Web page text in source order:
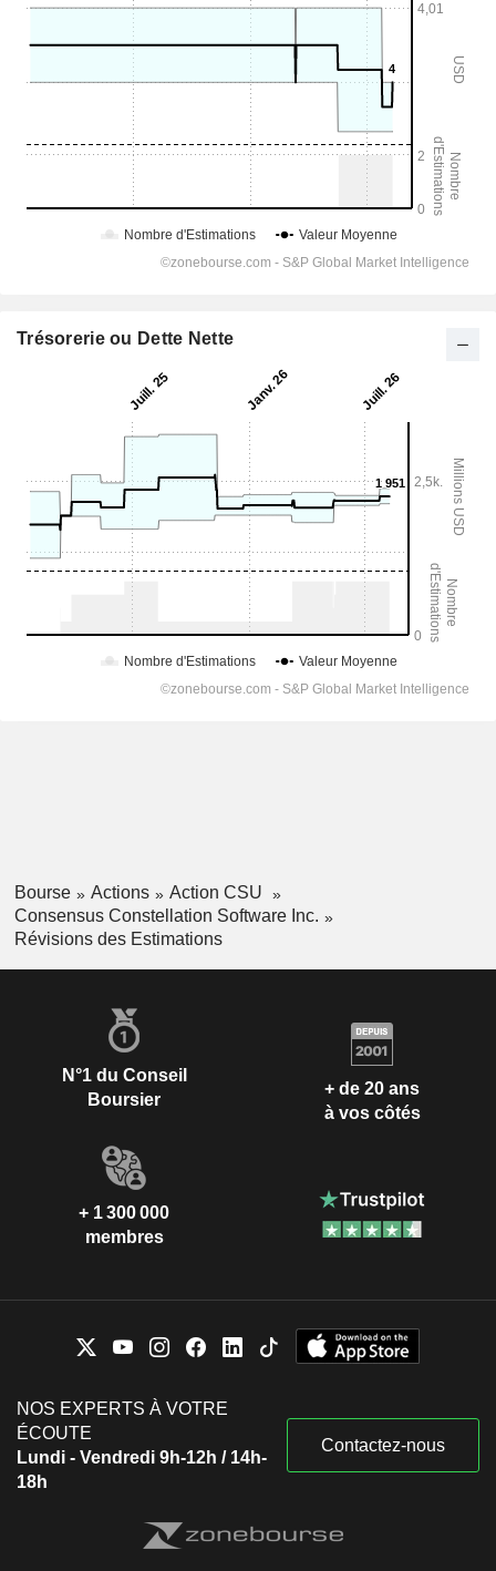
Trésorerie ou Dette Nette
Bourse Actions
Action CSU
Consensus Constellation Software Inc.
Révisions des Estimations
N°1 du Conseil
Boursier
+ de 20 ans
à vos côtés
+ 1 300 000
membres
NOS EXPERTS À VOTRE
ÉCOUTE
Lundi - Vendredi 9h-12h / 14h-
18h
Contactez-nous